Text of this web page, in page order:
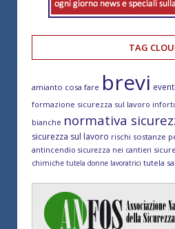
TAG
amianto cosa fare brevi
formazione sicurezza sul lavoro
bianche normativa
sicurezza sul lavoro rischi sostanze
antincendio sicurezza nei cantieri
chimiche tutela donne lavoratrici tutela